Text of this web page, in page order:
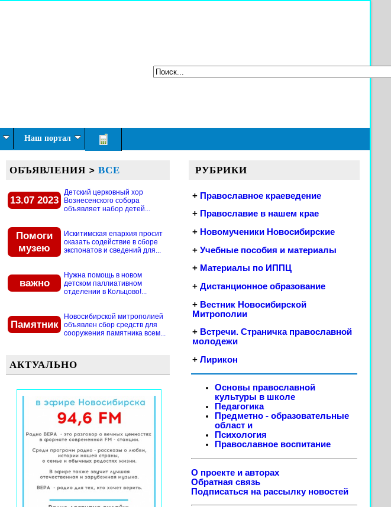
Наш портал
ОБЪЯВЛЕНИЯ > ВСЕ
13.07 2023
Детский церковный хор
Вознесенского собора
объявляет набор детей...
Помоги
музею
Искитимская епархия просит
оказать содействие в сборе
экспонатов и сведений для...
важно
Нужна помощь в новом
детском паллиативном
отделении в Кольцово!...
Памятник
Новосибирской митрополией
объявлен сбор средств для
сооружения памятника всем...
АКТУАЛЬНО
РУБРИКИ
+ Православное краеведение
+ Православие в нашем крае
+ Новомученики Новосибирские
+ Учебные пособия и материалы
+ Материалы по ИППЦ
+ Дистанционное образование
+ Вестник Новосибирской
Митрополии
+ Встречи. Страничка православной
молодежи
+ Лирикон
Основы православной
культуры в школе
Педагогика
Предметно - образовательные
област и
Психология
Православное воспитание
О проекте и авторах
Обратная связь
Подписаться на рассылку новостей